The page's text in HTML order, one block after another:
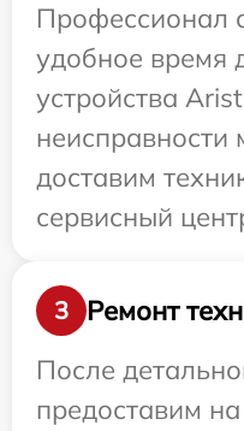
Профессионал
удобное время
устройства
неисправности
доставим
сервисный
3
Ремонт
После
предоставим